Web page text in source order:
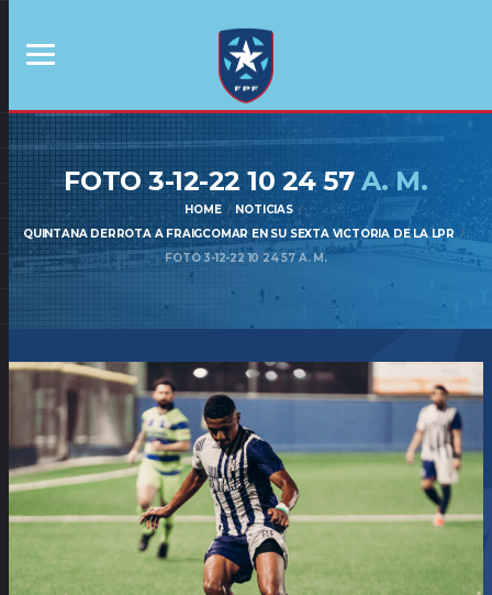
FOTO 3-12-22 10 24 57 A. M.
HOME
NOTICIAS
QUINTANA DERROTA A FRAIGCOMAR EN SU SEXTA VICTORIA DE LA LPR
FOTO 3-12-22 10 24 57 A. M.